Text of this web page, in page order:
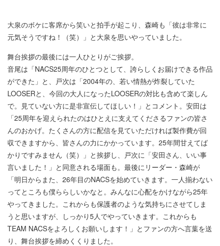
大泉のボケに客席から笑いと拍手が起こり、森崎も「彼は非常に
元気そうですね！（笑）」と大泉を思いやっていました。
舞台挨拶の最後には一人ひとりがご挨拶。
音尾は「NACS25周年のひとつとして、誇らしくお届けできる作品
ができた」と、戸次は「2004年の、若い情熱が炸裂していた
LOOSERと、今回の大人になったLOOSERの対比も含めて楽しん
で。見ていない方に是非宣伝してほしい！」とコメント。安田は
「25周年を迎えられたのはひとえに支えてくださるファンの皆さ
んのおかげ。たくさんの方に配信を見ていただければ製作費が回
収できますから、皆さんの力にかかっています。25年間甘えてば
かりですみません（笑）」と挨拶し、戸次に「安田さん、いい事
言いました！」と同意される場面も。最後にリーダー・森崎が
「明日からまた、26年目のNACSを始めていきます。一人揃わない
ってところも僕ららしいかなと。みんなに心配をかけながら25年
やってきました。これからも保護者のような気持ちにさせてしま
うと思いますが、しっかり5人でやっていきます。これからも
TEAM NACSをよろしくお願いします！」とファンの方へ言葉を送
り、舞台挨拶を締めくくりました。